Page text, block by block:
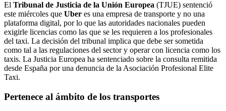
El Tribunal de Justicia de la Unión Europea (TJUE) sentenció
este miércoles que Uber es una empresa de transporte y no una
plataforma digital, por lo que las autoridades nacionales pueden
exigirle licencias como las que se les requieren a los profesionales
del taxi. La decisión del tribunal implica que debe ser sometida
como tal a las regulaciones del sector y operar con licencia como los
taxis. La Justicia Europea ha sentenciado sobre la consulta remitida
desde España por una denuncia de la Asociación Profesional Elite
Taxi.
Pertenece al ámbito de los transportes